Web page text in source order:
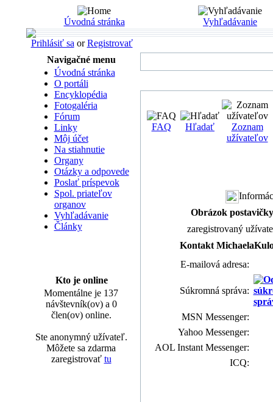
Úvodná stránka Vyhľadávanie
Prihlásiť sa orRegistrovať
Navigačné menu
Úvodná stránka
O portáli
Encyklopédia
Fotogaléria
Fórum
Linky
Môj účet
Na stiahnutie
Organy
Otázky a odpovede
Poslať príspevok
Spol. priateľov
organov
Vyhľadávanie
Články
Kto je online
Momentálne je 137
návštevník(ov) a 0
člen(ov) online.
Ste anonymný užívateľ.
Môžete sa zdarma
zaregistrovať tu
FAQ Hľadať
Zoznam
užívateľov
Obrázok postavičky
zaregistrovaný
Kontakt
E-mailová adresa:
Súkromná správa:
MSN Messenger:
Yahoo Messenger:
AOL Instant Messenger:
ICQ: